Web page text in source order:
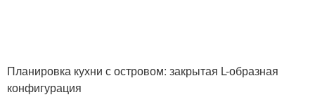
Планировка кухни с островом: закрытая L-образная
конфигурация